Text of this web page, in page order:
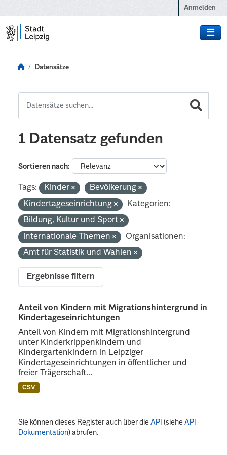
Anmelden
Datensätze
1 Datensatz gefunden
Sortieren nach
Tags: Kinder
Bevölkerung
Kindertageseinrichtung
Kategorien:
Bildung, Kultur und Sport
Internationale Themen
Organisationen:
Amt für Statistik und Wahlen
Ergebnisse filtern
Anteil von Kindern mit Migrationshintergrund in
Kindertageseinrichtungen
Anteil von Kindern mit Migrationshintergrund
unter Kinderkrippenkindern und
Kindergartenkindern in Leipziger
Kindertageseinrichtungen in öffentlicher und
freier Trägerschaft...
CSV
Sie können dieses Register auch über dieAPI (sieheAPI-
Dokumentation) abrufen.